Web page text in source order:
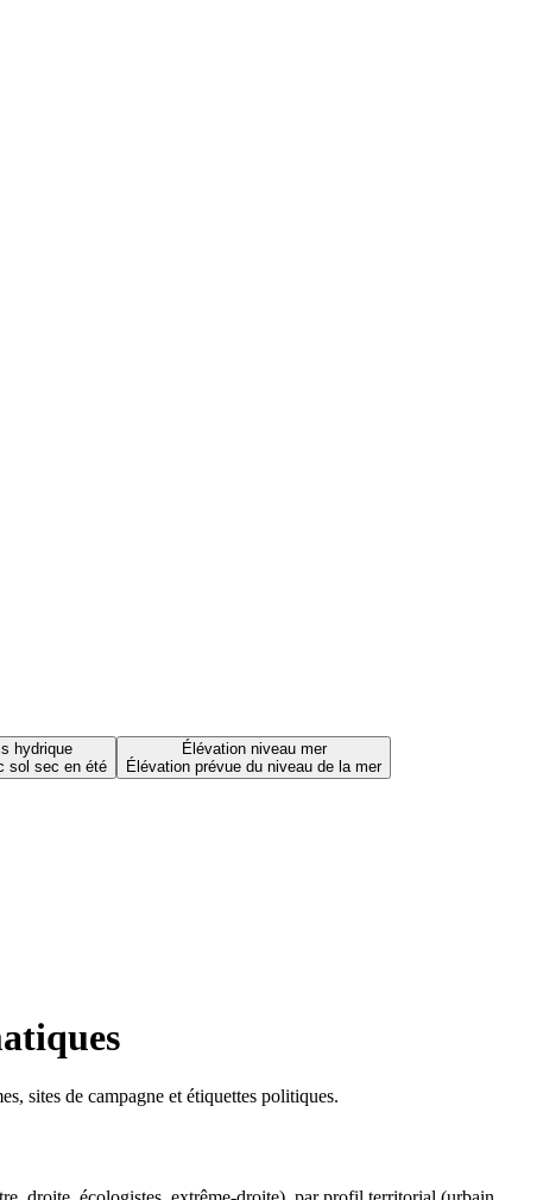
hydrique
sol sec en été
Élévation niveau mer
Élévation prévue du niveau de la mer
sites de campagne et étiquettes politiques.